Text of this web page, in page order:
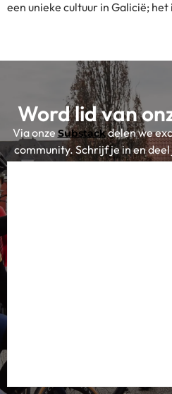
een unieke cultuur in Galicië;
Word lid van
Via onze Substackdelen we
community. Schrijf je in en